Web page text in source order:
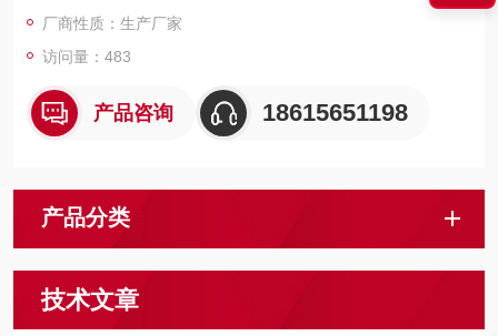
厂商性质：生产厂家
访问量：483
产品咨询 18615651198
产品分类
技术文章